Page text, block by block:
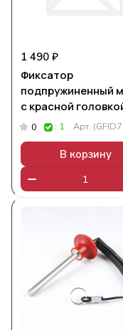
1 490 ₽
Фиксатор
подпружиненный
с красной
(GFID71)
0 : 1 Арт.
В корзину